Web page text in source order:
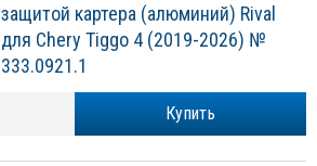
защитой картера (алюминий) Rival
для Chery Tiggo 4 (2019-2026) №
333.0921.1
Купить